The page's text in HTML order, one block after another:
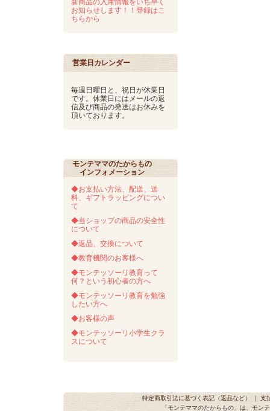
新商品の入庫情報をいち早く
お知らせします！！登録はこ
ちらから
営業日カレンダー
毎週日曜日と、祝日が休業日
です。休業日にはメールの返
信及び商品の発送はお休みを
頂いております。
モンテママのたからもの
インフォメーション
◆お支払い方法、配送、送
料、ギフトラッピングについ
て
◆当ショップの商品の安全性
について
◆返品、交換について
◆教育機関のお客様へ
◆モンテッソーリ教育って
何？という初心者の方へ
◆モンテッソーリ教育を勉強
したい方へ
◆お客様の声
◆モンテッソーリ小学生クラ
スについて
特定商取引法に基づく表記（返品など） ｜ 支
「モンテママのたからもの」は、モン